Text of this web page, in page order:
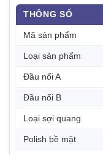
THÔNG SỐ
Mã sản phẩm
Loại sản phẩm
Đầu nối A
Đầu nối B
Loại sợi quang
Polish bề mặt